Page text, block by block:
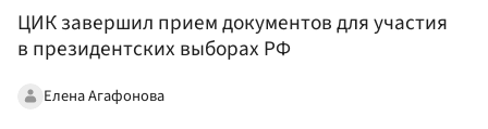
ЦИК завершил прием документов для участия
в президентских выборах РФ
Елена Агафонова